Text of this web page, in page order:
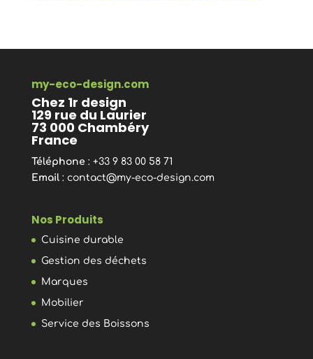
my-eco-design.com
Chez 1r design
129 rue du Laurier
73 000 Chambéry
France
Téléphone : +33 9 83 00 58 71
Email: contact@my-eco-design.com
Nos Produits
Cuisine durable
Gestion des déchets
Marques
Mobilier
Service des Boissons